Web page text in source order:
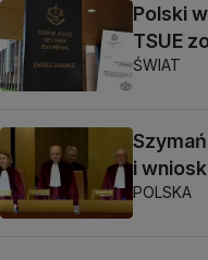
Polski
TSUE
ŚWIAT
i
POLSKA